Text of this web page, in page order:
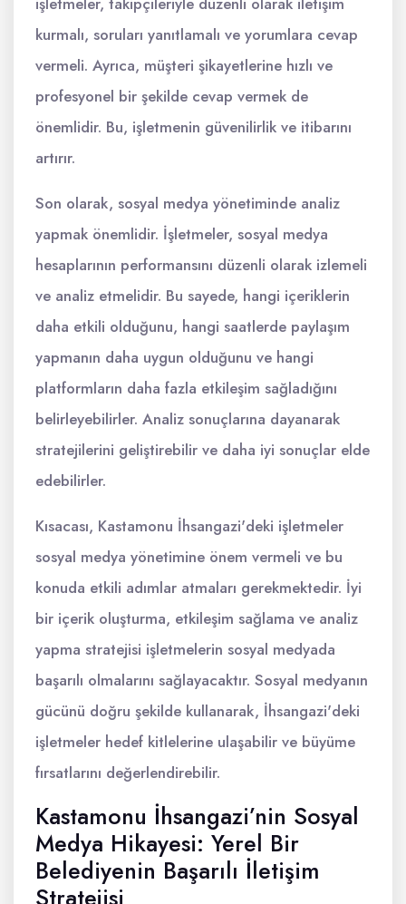
kurmalı, soruları yanıtlamalı ve yorumlara cevap
vermeli. Ayrıca, müşteri şikayetlerine hızlı ve
profesyonel bir şekilde cevap vermek de
önemlidir. Bu, işletmenin güvenilirlik ve itibarını
artırır.
Son olarak, sosyal medya yönetiminde analiz
yapmak önemlidir. İşletmeler, sosyal medya
hesaplarının performansını düzenli olarak izlemeli
ve analiz etmelidir. Bu sayede, hangi içeriklerin
daha etkili olduğunu, hangi saatlerde paylaşım
yapmanın daha uygun olduğunu ve hangi
platformların daha fazla etkileşim sağladığını
belirleyebilirler. Analiz sonuçlarına dayanarak
stratejilerini geliştirebilir ve daha iyi sonuçlar elde
edebilirler.
Kısacası, Kastamonu İhsangazi'deki işletmeler
sosyal medya yönetimine önem vermeli ve bu
konuda etkili adımlar atmaları gerekmektedir. İyi
bir içerik oluşturma, etkileşim sağlama ve analiz
yapma stratejisi işletmelerin sosyal medyada
başarılı olmalarını sağlayacaktır. Sosyal medyanın
gücünü doğru şekilde kullanarak, İhsangazi'deki
işletmeler hedef kitlelerine ulaşabilir ve büyüme
fırsatlarını değerlendirebilir.
Kastamonu İhsangazi’nin Sosyal
Medya Hikayesi: Yerel Bir
Belediyenin Başarılı İletişim